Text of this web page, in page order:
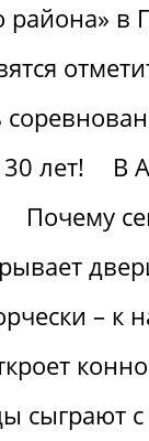
в
лет!
В
Почему
– к
с